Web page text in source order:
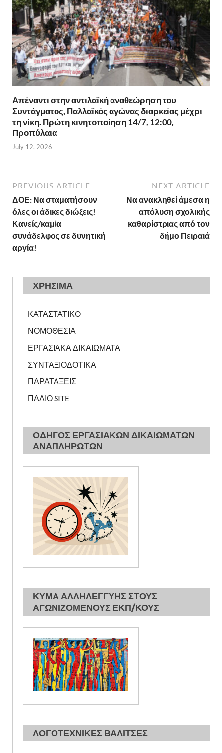
Απέναντι στην αντιλαϊκή αναθεώρηση του
Συντάγματος, Παλλαϊκός αγώνας διαρκείας μέχρι
τη νίκη. Πρώτη κινητοποίηση 14/7, 12:00,
Προπύλαια
July 12, 2026
PREVIOUS ARTICLE
ΔΟΕ: Να σταματήσουν
όλες οι άδικες διώξεις!
Κανείς/καμία
συνάδελφος σε δυνητική
αργία!
NEXT ARTICLE
Να ανακληθεί άμεσα η
απόλυση σχολικής
καθαρίστριας από τον
δήμο Πειραιά
ΧΡΗΣΙΜΑ
ΚΑΤΑΣΤΑΤΙΚΟ
ΝΟΜΟΘΕΣΙΑ
ΕΡΓΑΣΙΑΚΑ ΔΙΚΑΙΩΜΑΤΑ
ΣΥΝΤΑΞΙΟΔΟΤΙΚΑ
ΠΑΡΑΤΑΞΕΙΣ
ΠΑΛΙΟ SITE
ΟΔΗΓΟΣ ΕΡΓΑΣΙΑΚΩΝ ΔΙΚΑΙΩΜΑΤΩΝ
ΑΝΑΠΛΗΡΩΤΩΝ
ΚΥΜΑ ΑΛΛΗΛΕΓΓΥΗΣ ΣΤΟΥΣ
ΑΓΩΝΙΖΟΜΕΝΟΥΣ ΕΚΠ/ΚΟΥΣ
ΛΟΓΟΤΕΧΝΙΚΕΣ ΒΑΛΙΤΣΕΣ